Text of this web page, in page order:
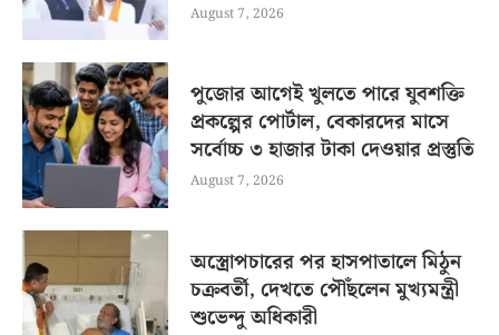
August 7, 2026
পুজোর আগেই খুলতে পারে যুবশক্তি
প্রকল্পের পোর্টাল, বেকারদের মাসে
সর্বোচ্চ ৩ হাজার টাকা দেওয়ার প্রস্তুতি
August 7, 2026
অস্ত্রোপচারের পর হাসপাতালে মিঠুন
চক্রবর্তী, দেখতে পৌঁছলেন মুখ্যমন্ত্রী
শুভেন্দু অধিকারী